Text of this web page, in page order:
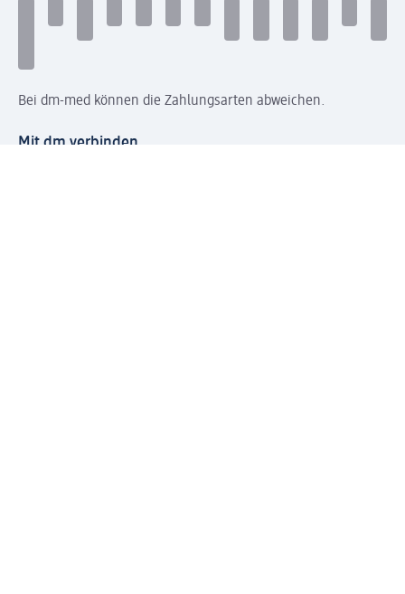
Bei dm-med können die Zahlungsarten abweichen.
Mit dm verbinden